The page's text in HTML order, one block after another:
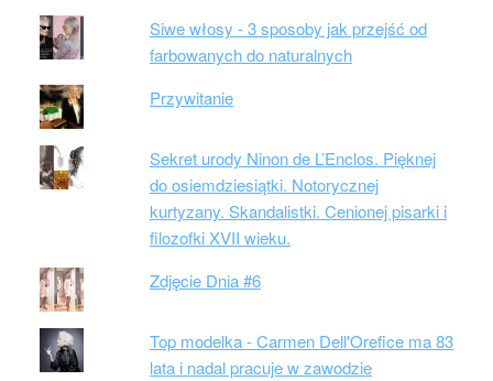
Siwe włosy - 3 sposoby jak przejść od
farbowanych do naturalnych
Przywitanie
Sekret urody Ninon de L’Enclos. Pięknej
do osiemdziesiątki. Notorycznej
kurtyzany. Skandalistki. Cenionej pisarki i
filozofki XVII wieku.
Zdjęcie Dnia #6
Top modelka - Carmen Dell'Orefice ma 83
lata i nadal pracuje w zawodzie